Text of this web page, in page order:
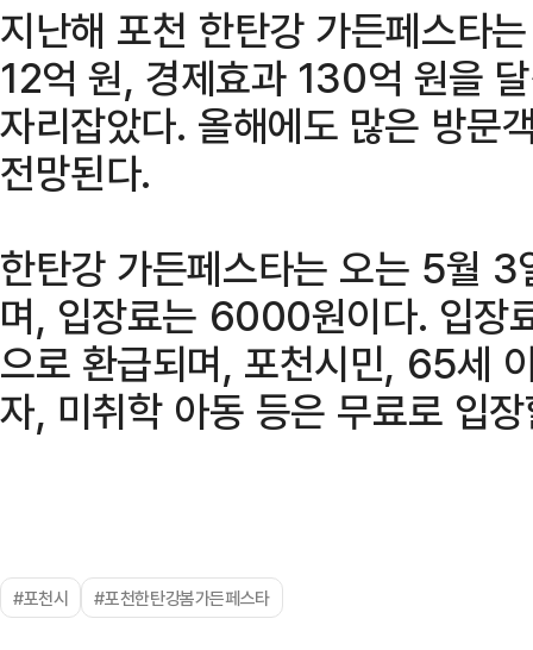
지난해 포천 한탄강 가든페스타
12억 원, 경제효과 130억 원을
자리잡았다. 올해에도 많은 방문
전망된다.
한탄강 가든페스타는 오는 5월
며, 입장료는 6000원이다. 입장
으로 환급되며, 포천시민, 65세
자, 미취학 아동 등은 무료로 입
#포천시 #포천한탄강봄가든페스타